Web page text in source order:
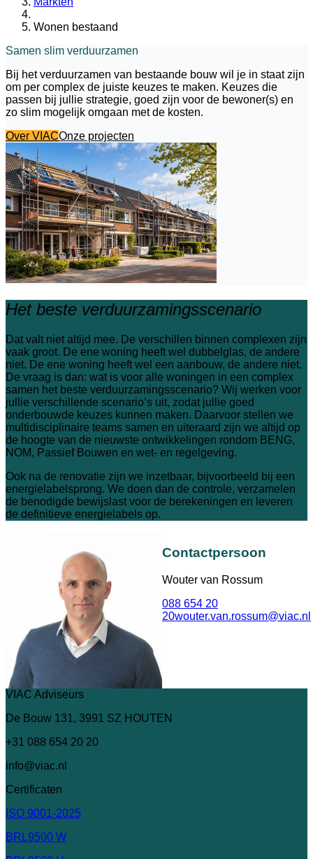
Wonen bestaand
Samen slim verduurzamen
Bij het verduurzamen van bestaande bouw wil je in staat zijn
om per complex de juiste keuzes te maken. Keuzes die
passen bij jullie strategie, goed zijn voor de bewoner(s) en
zo slim mogelijk omgaan met de kosten.
Over VIACOnze projecten
Het beste verduurzamingsscenario
Dat valt niet altijd mee. De verschillen binnen complexen zijn
vaak groot. De ene woning heeft wel dubbelglas, de andere
niet. De ene woning heeft wel een aanbouw, de andere niet.
De vraag is dan: wat is voor alle woningen in een complex
samen het beste verduurzamingsscenario? Wij werken voor
jullie verschillende scenario’s uit, zodat jullie goed
onderbouwde keuzes kunnen maken. Daarvoor stellen we
multidisciplinaire teams samen en uiteraard zijn we altijd op
de hoogte van de nieuwste ontwikkelingen rondom BENG,
NOM, Passief Bouwen en wet- en regelgeving.
Ook na de renovatie zijn we inzetbaar, bijvoorbeeld bij een
energielabelsprong. We doen dan de controle, verzamelen
de benodigde bewijslast voor de berekeningen en leveren
de definitieve energielabels op.
Contactpersoon
Wouter van Rossum
088 654 20
20wouter.van.rossum@viac.nl
VIAC Adviseurs
De Bouw 131, 3991 SZ HOUTEN
+31 088 654 20 20
info@viac.nl
Certificaten
ISO 9001-2025
BRL9500 W